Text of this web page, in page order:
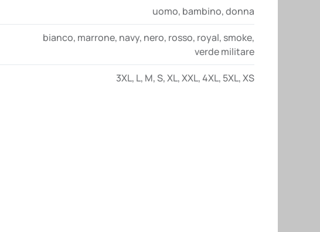
uomo, bambino,donna
bianco, marrone, navy, nero, rosso, royal, smoke,
verde militare
3XL, L, M,S,XL,XXL,4XL, 5XL,XS